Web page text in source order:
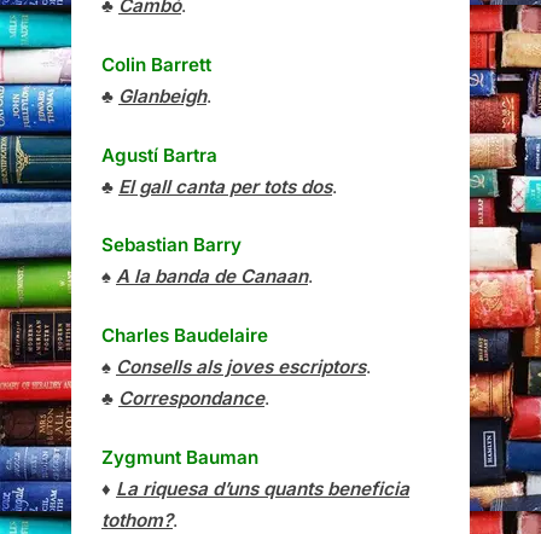
♣ Cambó.
Colin Barrett
♣ Glanbeigh.
Agustí Bartra
♣ El gall canta per tots dos.
Sebastian Barry
♠ A la banda de Canaan.
Charles Baudelaire
♠ Consells als joves escriptors.
♣ Correspondance.
Zygmunt Bauman
♦ La riquesa d’uns quants beneficia
tothom?.